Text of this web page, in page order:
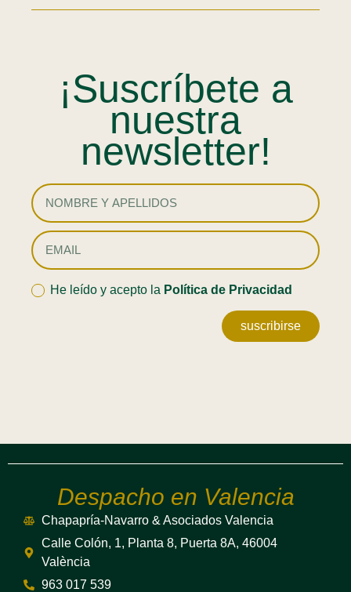
¡Suscríbete a
nuestra
newsletter!
He leído y acepto la Política de Privacidad
suscribirse
Despacho en Valencia
Chapapría-Navarro & Asociados Valencia
Calle Colón, 1, Planta 8, Puerta 8A, 46004
València
963 017 539